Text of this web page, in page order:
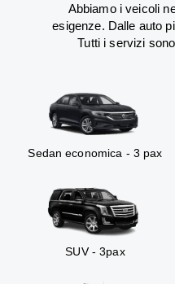
Abbiamo i veicoli
esigenze. Dalle auto
Tutti i servizi
Sedan economica - 3 pax
SUV - 3pax